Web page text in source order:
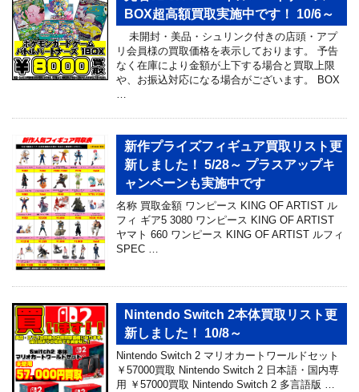
BOX超高額買取実施中です！ 10/6～
未開封・美品・シュリンク付きの店頭・アプ
リ会員様の買取価格を表示しております。 予告
なく在庫により金額が上下する場合と買取上限
や、お振込対応になる場合がございます。 BOX
新作プライズフィギュア買取リスト更
新しました！ 5/28～ プラスアップキ
ャンペーンも実施中です
名称 買取金額 ワンピース KING OF ARTIST ル
フィ ギア5 3080 ワンピース KING OF ARTIST
ヤマト 660 ワンピース KING OF ARTIST ルフィ
SPEC …
Nintendo Switch 2本体買取リスト更
新しました！ 10/8～
Nintendo Switch 2 マリオカートワールドセット
￥57000買取 Nintendo Switch 2 日本語・国内専
用 ￥57000買取 Nintendo Switch 2 多言語版 …